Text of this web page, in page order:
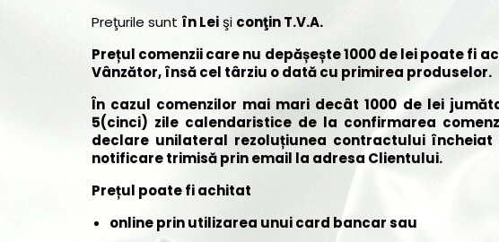
Preţurile sunt în Leişi conţin T.V.A.
Prețul comenzii care nu depășește 1000 de lei poate fi
Vânzător, însă cel târziu o dată cu primirea produselor.
În cazul comenzilor mai mari decât 1000 de lei
5(cinci) zile calendaristice de la confirmarea
declare unilateral rezoluțiunea contractului
notificare trimisă prin email la adresa Clientului.
Prețul poate fi achitat
online prin utilizarea unui card bancar sau